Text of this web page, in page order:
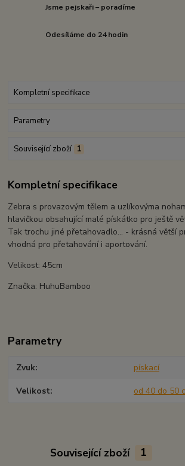
Jsme pejskaři – poradíme
Odesíláme do 24 hodin
Kompletní specifikace
Parametry
Související zboží 1
Kompletní specifikace
Zebra s provazovým tělem a uzlíkovýma
hlavičkou obsahující malé pískátko pro ještě
Tak trochu jiné přetahovadlo... - krásná větší
vhodná pro přetahování i aportování.
Velikost: 45cm
Značka: HuhuBamboo
Parametry
Zvuk pískací
Velikost od 40 do 50
Související zboží 1